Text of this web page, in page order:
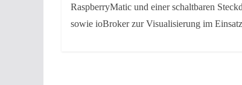
RaspberryMatic und einer schaltbaren
sowie ioBroker zur Visualisierung im